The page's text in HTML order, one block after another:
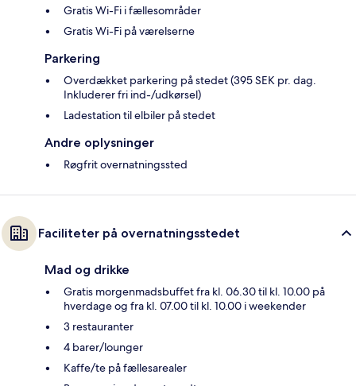
Gratis Wi-Fi i fællesområder
Gratis Wi-Fi på værelserne
Parkering
Overdækket parkering på stedet (395 SEK pr. dag.
Inkluderer fri ind-/udkørsel)
Ladestation til elbiler på stedet
Andre oplysninger
Røgfrit overnatningssted
Faciliteter på overnatningsstedet
Mad og drikke
Gratis morgenmadsbuffet fra kl. 06.30 til kl. 10.00 på
hverdage og fra kl. 07.00 til kl. 10.00 i weekender
3 restauranter
4 barer/lounger
Kaffe/te på fællesarealer